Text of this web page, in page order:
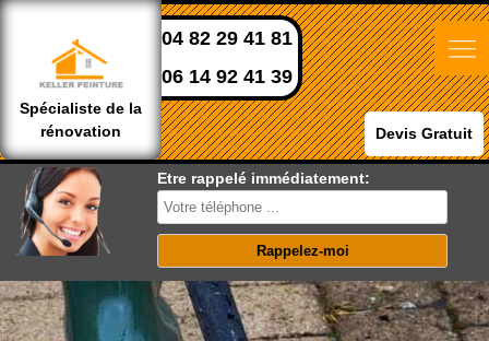
Spécialiste de la
rénovation
04 82 29 41 81
06 14 92 41 39
Devis Gratuit
Etre rappelé immédiatement: